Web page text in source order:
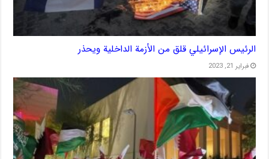
الرئيس الإسرائيلي قلق من الأزمة الداخلية ويحذر
فبراير 21, 2023